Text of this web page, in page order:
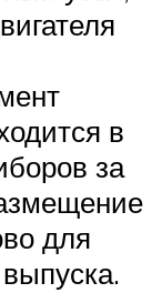
в
за
для